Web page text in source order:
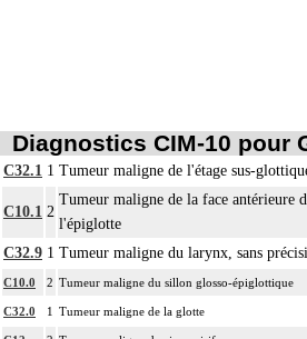
Diagnostics CIM-10 pour
C32.1 1 Tumeur maligne de l'étage sus-
C10.1 2
Tumeur maligne de la face antérieure
l'épiglotte
C32.9 1 Tumeur maligne du larynx, sans
C10.0 2 Tumeur maligne du sillon glosso-épiglottique
C32.0 1 Tumeur maligne de la glotte